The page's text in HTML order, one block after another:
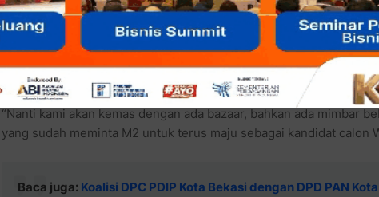
Baca juga:
Heri Koswara Beri Sumbangan Perbaikan
“Nanti kami akan kemas dengan ada bazaar, bahkan ada mimbar
yang sudah meminta M2 untuk terus maju sebagai kandidat calon
Baca juga: Koalisi DPC PDIP Kota Bekasi dengan DPD PAN